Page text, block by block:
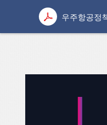
우주항공정